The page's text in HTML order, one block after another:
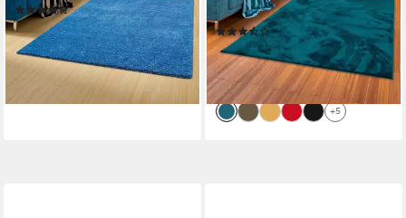
(10)
ab 49,90 € UVP90,90 €
-45%
lieferbar - in 5-6 Werktagen bei dir
Höhe: 20 mm
(7)
ab 34,90 € UVP 44,90 €
-22%
lieferbar - in 5-6 Werktagen bei dir
+5